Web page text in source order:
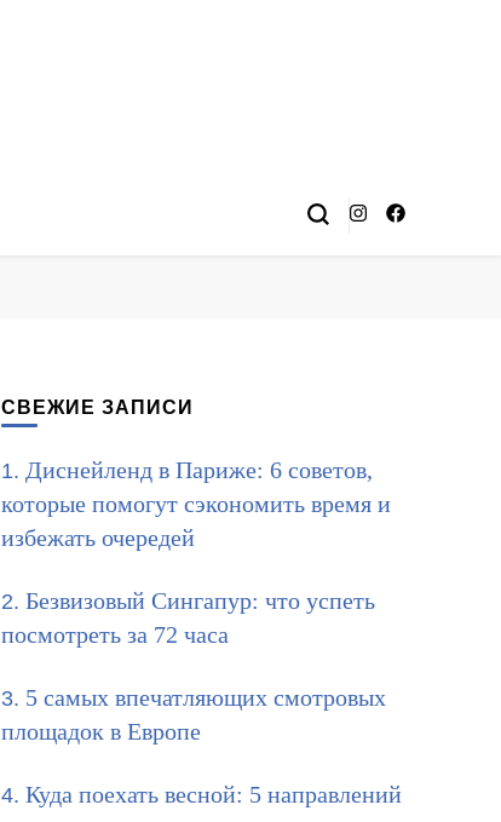
СВЕЖИЕ ЗАПИСИ
Диснейленд в Париже: 6 советов,
которые помогут сэкономить время и
избежать очередей
Безвизовый Сингапур: что успеть
посмотреть за 72 часа
5 самых впечатляющих смотровых
площадок в Европе
Куда поехать весной: 5 направлений